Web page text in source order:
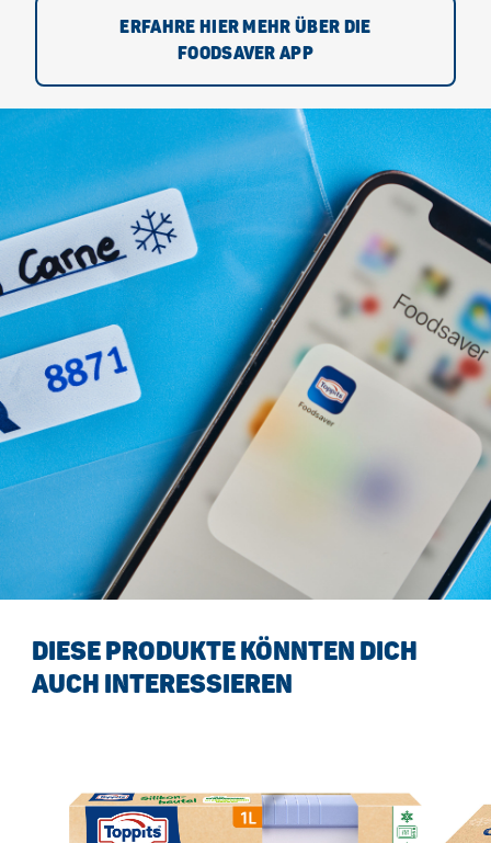
ERFAHRE HIER MEHR ÜBER DIE
FOODSAVER APP
DIESE PRODUKTE KÖNNTEN DICH
AUCH INTERESSIEREN